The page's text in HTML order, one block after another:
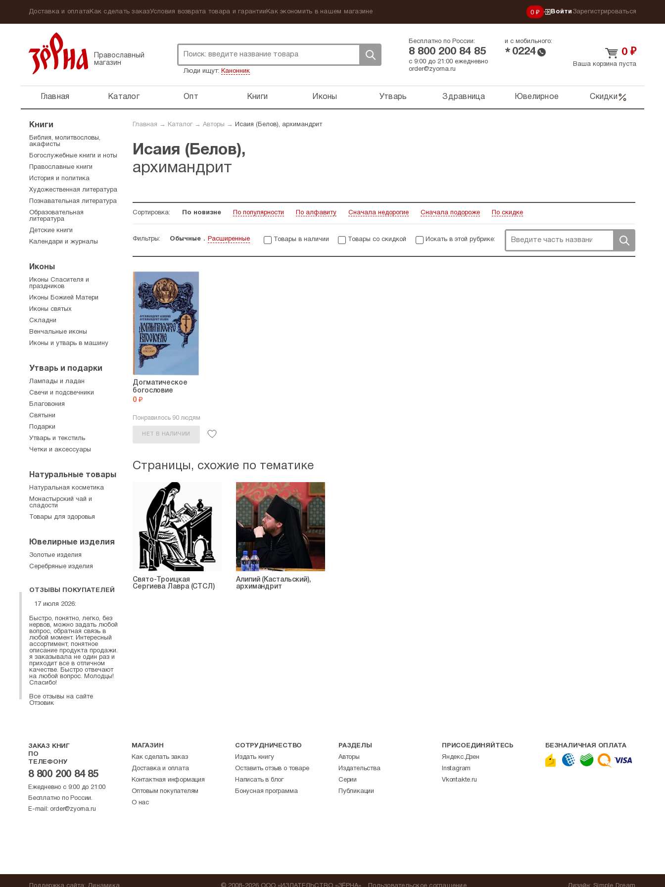
Доставка и оплатаКак сделать заказУсловия возврата товара и гарантии Как экономить в нашем магазине 0 ₽ Войти Зарегистрироваться
Православный
магазин
Люди ищут: Канонник
Бесплатно по России:
8 800 200 84 85
и с мобильного:
* 0224
с 9:00 до 21:00 ежедневно
order@zyorna.ru
0 ₽
Ваша корзина пуста
Главная Каталог Опт Книги Иконы Утварь Здравница Ювелирное Скидки
Главная → Каталог→ Авторы → Исаия (Белов), архимандрит
Исаия (Белов),
архимандрит
Сортировка: По новизне По популярности По алфавиту Сначала недорогие Сначала подороже По скидке
Фильтры: Обычные Расширенные Товары в наличии Товары со скидкой Искать в этой рубрике:
Догматическое
богословие
0 ₽
Понравилось 90 людям
НЕТ В НАЛИЧИИ
Страницы, схожие по тематике
Свято-Троицкая
Сергиева Лавра (СТСЛ)
Алипий (Кастальский),
архимандрит
Книги
Библия, молитвословы,
акафисты
Богослужебные книги и ноты
Православные книги
История и политика
Художественная литература
Познавательная литература
Образовательная
литература
Детские книги
Календари и журналы
Иконы
Иконы Спасителя и
праздников
Иконы Божией Матери
Иконы святых
Складни
Венчальные иконы
Иконы и утварь в машину
Утварь и подарки
Лампады и ладан
Свечи и подсвечники
Благовония
Святыни
Подарки
Утварь и текстиль
Четки и аксессуары
Натуральные товары
Натуральная косметика
Монастырский чай и
сладости
Товары для здоровья
Ювелирные изделия
Золотые изделия
Серебряные изделия
ОТЗЫВЫ ПОКУПАТЕЛЕЙ
17 июля 2026:
Быстро, понятно, легко, без
нервов, можно задать любой
вопрос, обратная связь в
любой момент. Интересный
ассортимент, понятное
описание продукта продажи.
я заказывала не один раз и
приходит все в отличном
качестве. Быстро отвечают
на любой вопрос. Молодцы!
Спасибо!
Все отзывы на сайте
Отзовик
ЗАКАЗ КНИГ
ПО
ТЕЛЕФОНУ
8 800 200 84 85
Ежедневно с 9:00 до 21:00
Бесплатно по России.
E-mail: order@zyorna.ru
МАГАЗИН
Как сделать заказ
Доставка и оплата
Контактная информация
Оптовым покупателям
О нас
СОТРУДНИЧЕСТВО
Издать книгу
Оставить отзыв о товаре
Написать в блог
Бонусная программа
РАЗДЕЛЫ
Авторы
Издательства
Серии
Публикации
ПРИСОЕДИНЯЙТЕСЬ
Яндекс.Дзен
Instagram
Vkontakte.ru
БЕЗНАЛИЧНАЯ ОПЛАТА